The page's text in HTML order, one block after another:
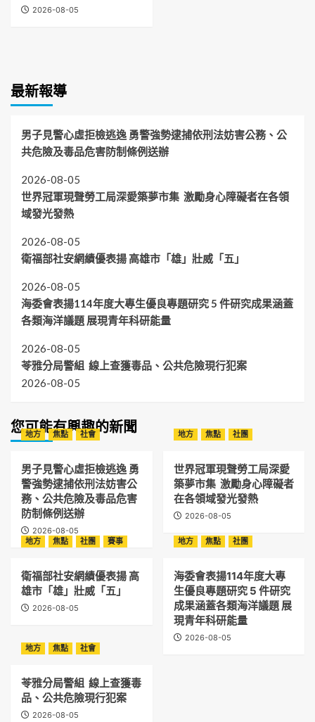
2026-08-05
最新報導
男子見警心虛拒檢逃逸 勇警強勢逮捕依刑法妨害公務、公
共危險及毒品危害防制條例送辦
2026-08-05
世界冠軍現聲勞工局深愛築夢市集 激勵身心障礙者在各領
域發光發熱
2026-08-05
衛福部社安網績優表揚 高雄市「雄」壯威「五」
2026-08-05
海委會表揚114年度大專生優良專題研究 5 件研究成果涵蓋
各類海洋議題 展現青年科研能量
2026-08-05
苓雅分局警組 線上查獲毒品、公共危險現行犯案
2026-08-05
您可能有興趣的新聞
地方 焦點 社會
男子見警心虛拒檢逃逸 勇
警強勢逮捕依刑法妨害公
務、公共危險及毒品危害
防制條例送辦
2026-08-05
地方 焦點 社團
世界冠軍現聲勞工局深愛
築夢市集 激勵身心障礙者
在各領域發光發熱
2026-08-05
地方 焦點 社團 賽事
衛福部社安網績優表揚 高
雄市「雄」壯威「五」
2026-08-05
地方 焦點 社團
海委會表揚114年度大專
生優良專題研究 5 件研究
成果涵蓋各類海洋議題 展
現青年科研能量
2026-08-05
地方
焦點 社會
苓雅分局警組 線上查獲毒
品、公共危險現行犯案
2026-08-05